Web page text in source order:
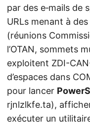
par des e‑mails de
URLs menant à
(réunions
l’OTAN, sommets
exploitent ZDI-
d’espaces dans
pour lancer
rjnlzlkfe.ta),
exécuter un